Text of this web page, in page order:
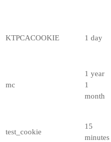
KTPCACOOKIE 1 day
mc
1 year
1
month
test_cookie
15
minutes